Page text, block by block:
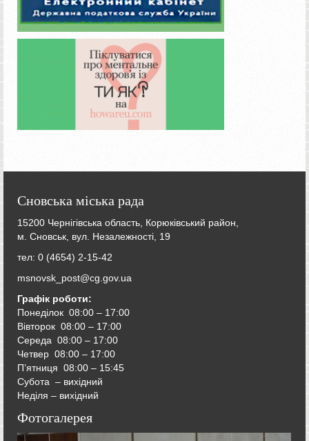
Сновська міська рада
15200 Чернігівська область, Корюківський район,
м. Сновськ, вул. Незалежності, 19
тел: 0 (4654) 2-15-42
msnovsk_post@cg.gov.ua
Графік роботи:
Понеділок 08:00 – 17:00
Вівторок 08:00 – 17:00
Середа 08:00 – 17:00
Четвер 08:00 – 17:00
П’ятниця 08:00 – 15:45
Субота – вихідний
Неділя – вихідний
Фотогалерея